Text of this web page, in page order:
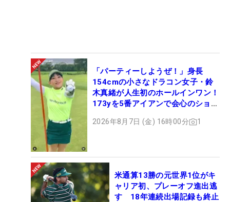
「パーティーしようぜ！」身長
154cmの小さなドラコン女子・鈴
木真緒が人生初のホールインワン！
173yを5番アイアンで会心のショッ
2026年8月7日 (金) 16時00分 1
米通算13勝の元世界1位がキ
ャリア初、プレーオフ進出逃
す 18年連続出場記録も終止